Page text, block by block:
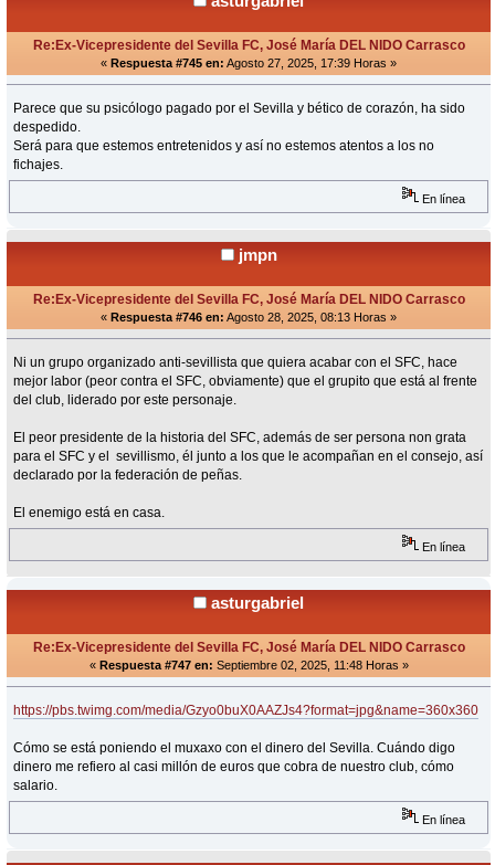
Re:Ex-Vicepresidente del Sevilla FC, José María DEL NIDO Carrasco
« Respuesta #745 en: Agosto 27, 2025, 17:39 Horas »
Parece que su psicólogo pagado por el Sevilla y bético de corazón, ha sido
despedido.
Será para que estemos entretenidos y así no estemos atentos a los no
fichajes.
En línea
jmpn
Re:Ex-Vicepresidente del Sevilla FC, José María DEL NIDO Carrasco
« Respuesta #746 en: Agosto 28, 2025, 08:13 Horas »
Ni un grupo organizado anti-sevillista que quiera acabar con el SFC, hace
mejor labor (peor contra el SFC, obviamente) que el grupito que está al frente
del club, liderado por este personaje.
El peor presidente de la historia del SFC, además de ser persona non grata
para el SFC y el sevillismo, él junto a los que le acompañan en el consejo, así
declarado por la federación de peñas.
El enemigo está en casa.
En línea
asturgabriel
Re:Ex-Vicepresidente del Sevilla FC, José María DEL NIDO Carrasco
« Respuesta #747 en: Septiembre 02, 2025, 11:48 Horas »
https://pbs.twimg.com/media/Gzyo0buX0AAZJs4?format=jpg&name=360x360
Cómo se está poniendo el muxaxo con el dinero del Sevilla. Cuándo digo
dinero me refiero al casi millón de euros que cobra de nuestro club, cómo
salario.
En línea